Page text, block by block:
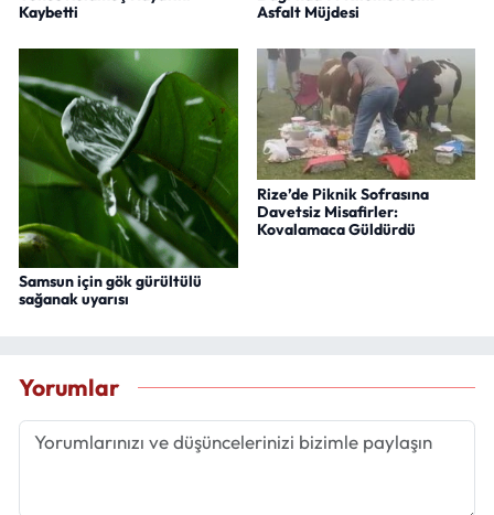
Kaybetti
Asfalt Müjdesi
Samsun için gök gürültülü
sağanak uyarısı
Rize’de Piknik Sofrasına
Davetsiz Misafirler:
Kovalamaca Güldürdü
Yorumlar